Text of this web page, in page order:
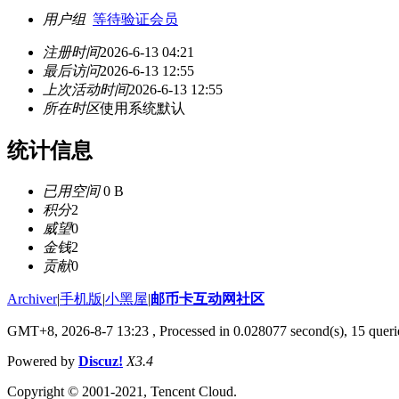
用户组 等待验证会员
注册时间2026-6-13 04:21
最后访问2026-6-13 12:55
上次活动时间2026-6-13 12:55
所在时区使用系统默认
统计信息
已用空间0 B
积分2
威望0
金钱2
贡献0
Archiver|手机版|小黑屋|邮币卡互动网社区
GMT+8, 2026-8-7 13:23 , Processed in 0.028077 second(s), 15
Powered by Discuz! X3.4
Copyright © 2001-2021, Tencent Cloud.